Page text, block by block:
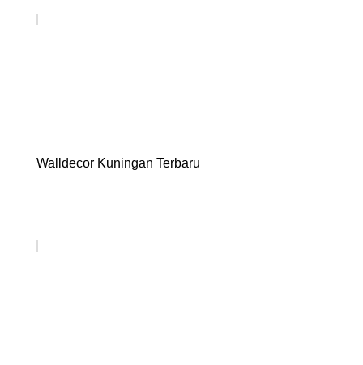
Walldecor Kuningan Terbaru